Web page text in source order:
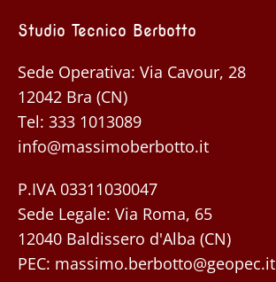
Studio Tecnico Berbotto
Sede Operativa: Via Cavour, 28
12042 Bra (CN)
Tel: 333 1013089
info@massimoberbotto.it
P.IVA 03311030047
Sede Legale: Via Roma, 65
12040 Baldissero d'Alba (CN)
PEC: massimo.berbotto@geopec.it